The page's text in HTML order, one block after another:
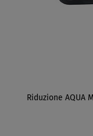
Riduzione AQUA